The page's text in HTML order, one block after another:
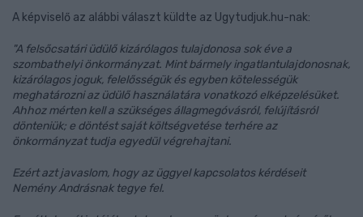
A képviselő az alábbi választ küldte az Ugytudjuk.hu-nak:
"A felsőcsatári üdülő kizárólagos tulajdonosa sok éve a
szombathelyi önkormányzat. Mint bármely ingatlantulajdonosnak,
kizárólagos joguk, felelősségük és egyben kötelességük
meghatározni az üdülő használatára vonatkozó elképzelésüket.
Ahhoz mérten kell a szükséges állagmegóvásról, felújításról
dönteniük; e döntést saját költségvetése terhére az
önkormányzat tudja egyedül végrehajtani.
Ezért azt javaslom, hogy az üggyel kapcsolatos kérdéseit
Nemény Andrásnak tegye fel.